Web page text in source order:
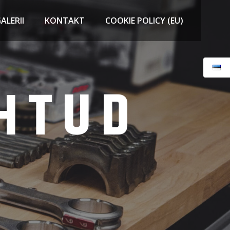
KONTAKT COOKIE POLICY (EU)